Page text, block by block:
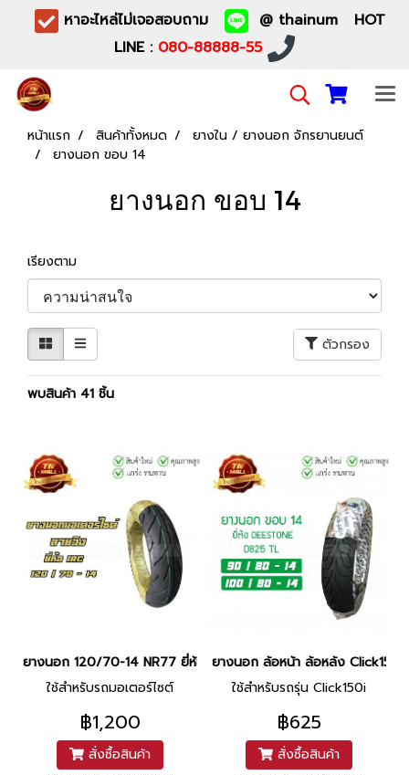
หาอะไหล่ไม่เจอสอบถาม
@ thainum HOT
LINE : 080-88888-55
หน้าแรก สินค้าทั้งหมด
ยางใน / ยางนอก จักรยานยนต์
ยางนอก ขอบ 14
ยางนอก ขอบ 14
เรียงตาม
ตัวกรอง
พบสินค้า 41 ชิ้น
ยางนอก 120/70-14 NR77 ยี่ห้อ IRC
ใช้สำหรับรถมอเตอร์ไซต์
฿1,200
สั่งซื้อสินค้า
ยางนอก ล้อหน้า ล้อหล้ง
ใช้สำหรับรถรุ่น Click150i
฿625
สั่งซื้อสินค้า